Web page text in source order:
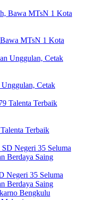
MTsN 1 Kota
Cetak
Terbaik
Negeri 35 Seluma
Berdaya Saing